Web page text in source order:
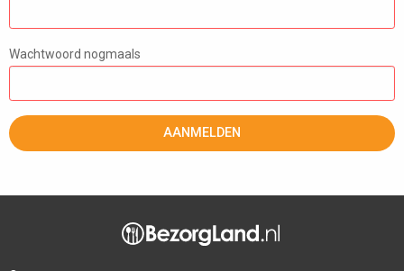
Wachtwoord nogmaals
AANMELDEN